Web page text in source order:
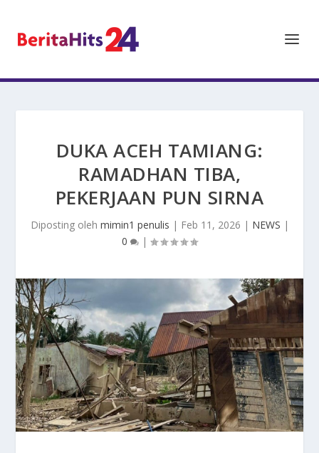
DUKA ACEH TAMIANG:
RAMADHAN TIBA,
PEKERJAAN PUN SIRNA
Diposting oleh mimin1 penulis | Feb 11, 2026 | NEWS |
0
|